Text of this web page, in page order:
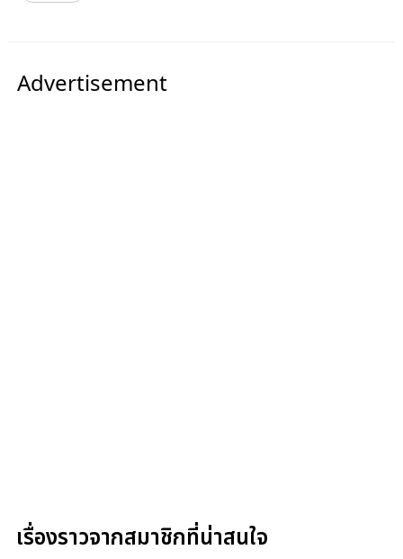
Advertisement
เรื่องราวจากสมาชิกที่น่าสนใจ